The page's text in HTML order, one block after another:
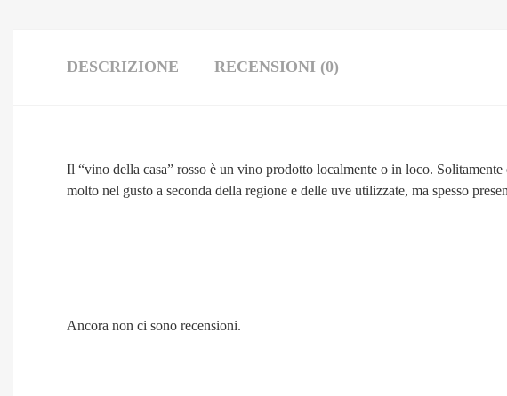
DESCRIZIONE RECENSIONI (0)
Il “vino della casa” rosso è un vino prodotto localmente o in loco.
molto nel gusto a seconda della regione e delle uve utilizzate, ma spesso
Ancora non ci sono recensioni.